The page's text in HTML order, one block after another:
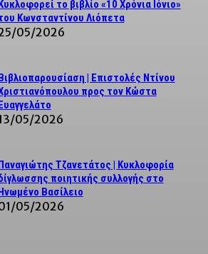
Κυκλοφορεί το βιβλίο «10 Χρόνια Ιόνιο»
Κωνσταντίνου Λιόπετα
05/2026
| Επιστολές Ντίνου
προς τον Κώστα
05/2026
Τζανετάτος | Κυκλοφορία
ποιητικής συλλογής στο
Βασίλειο
05/2026